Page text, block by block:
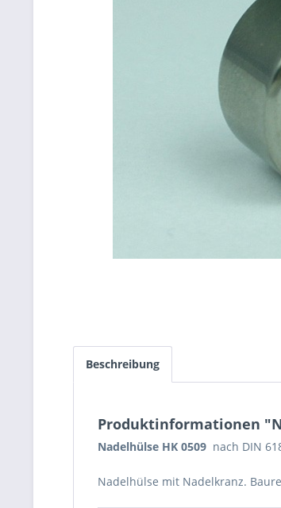
Beschreibung
Produktinformationen
Nadelhülse HK 0509 nach DIN
Nadelhülse mit Nadelkranz.